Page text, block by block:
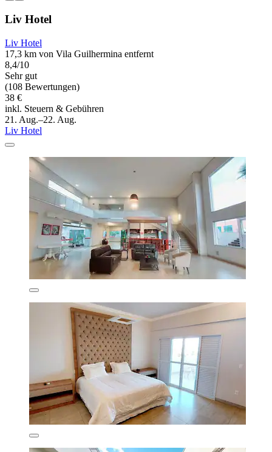
Liv Hotel
Liv Hotel
17,3 km von Vila Guilhermina entfernt
8,4/10
Sehr gut
(108 Bewertungen)
38 €
inkl. Steuern & Gebühren
21. Aug.–22. Aug.
Liv Hotel